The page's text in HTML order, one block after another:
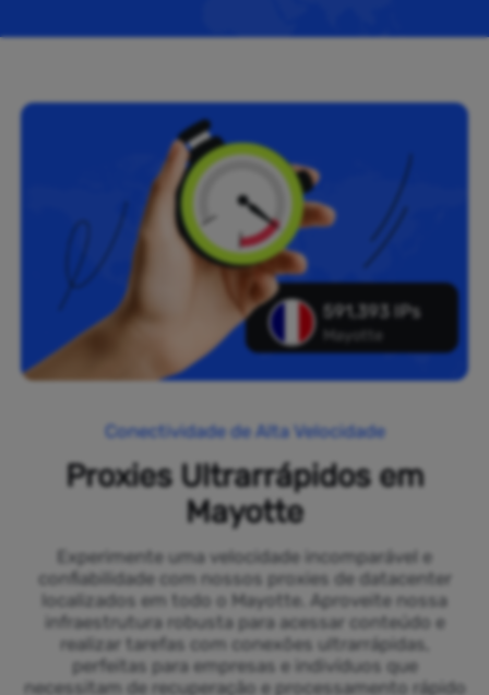
591,393 IPs
Mayotte
Conectividade de Alta Velocidade
Proxies Ultrarrápidos em
Mayotte
Experimente uma velocidade incomparável e
confiabilidade com nossos proxies de datacenter
localizados em todo o Mayotte. Aproveite nossa
infraestrutura robusta para acessar conteúdo e
realizar tarefas com conexões ultrarrápidas,
perfeitas para empresas e indivíduos que
necessitam de recuperação e processamento rápido